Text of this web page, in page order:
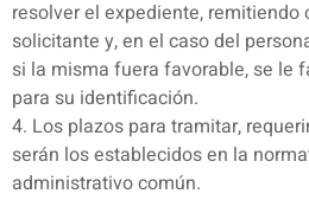
resolver el expediente, remitiendo
solicitante y, en el caso del
si la misma fuera favorable, se le
para su identificación.
4. Los plazos para tramitar,
serán los establecidos en la
administrativo común.